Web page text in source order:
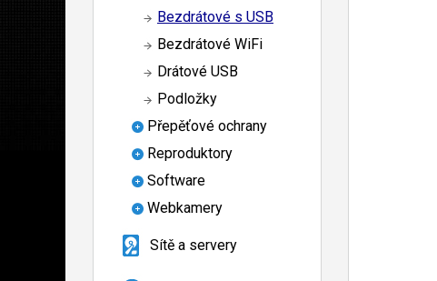
Bezdrátové s USB
Bezdrátové WiFi
Drátové USB
Podložky
Přepěťové ochrany
Reproduktory
Software
Webkamery
Sítě a servery